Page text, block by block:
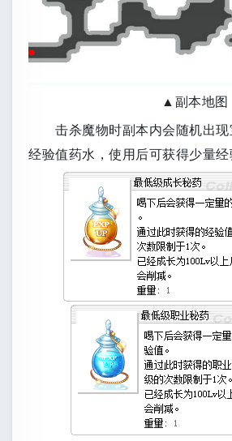
▲副本地图
击杀魔物时副本内会随机出现
经验值药水，使用后可获得少量经